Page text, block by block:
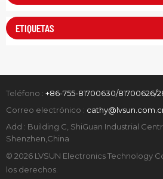
ETIQUETAS
Teléfono : +86-755-81700630/81700626/
Correo electrónico :
Add : Building C, ShiGuan Industrial
Shenzhen,China
© 2026 LVSUN Electronics Technology
los derechos.